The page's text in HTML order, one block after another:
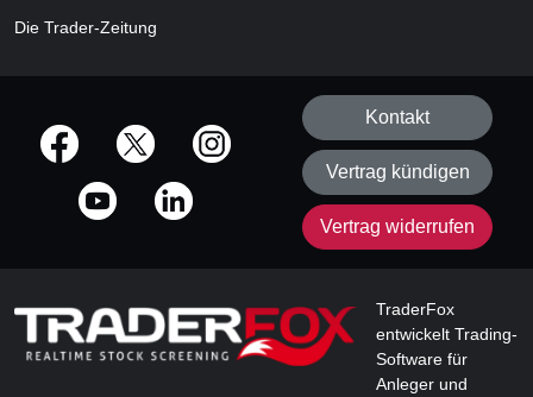
Die Trader-Zeitung
offizielle Social Media-Accounts
Kontakt
Vertrag kündigen
Vertrag widerrufen
TraderFox
entwickelt Trading-
Software für
Anleger und